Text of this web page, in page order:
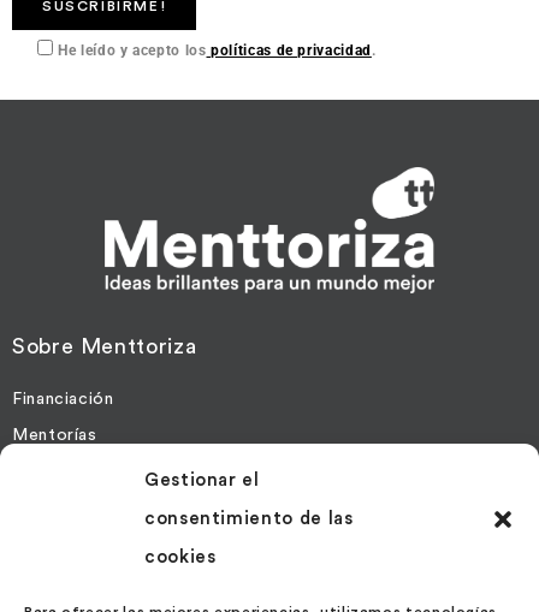
Gestionar el
consentimiento de las
cookies
He leído y acepto los políticas de privacidad .
Sobre Menttoriza
Financiación
Mentorías